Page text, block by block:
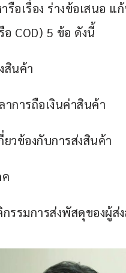
รือเรื่อง ร่างข้อเสนอ
อ COD) 5 ข้อ ดังนี้
สินค้า
าการถือเงินค่าสินค้า
วข้องกับการส่งสินค้า
รรมการส่งพัสดุของผู้ส่